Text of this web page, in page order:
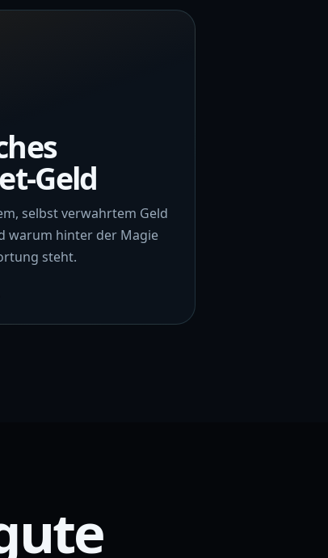
Geld
selbst verwahrtem Geld
warum hinter der Magie
steht.